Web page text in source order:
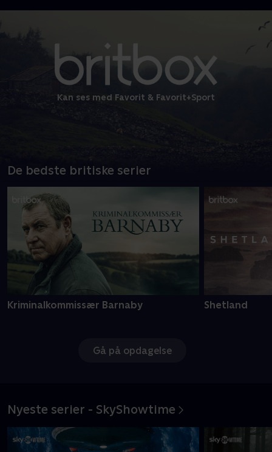
Kan ses med Favorit & Favorit+Sport
De bedste britiske serier
Kriminalkommissær Barnaby Shetland
Gå på opdagelse
Nyeste serier - SkyShowtime